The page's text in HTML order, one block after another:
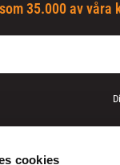
cookies
35.000 av våra